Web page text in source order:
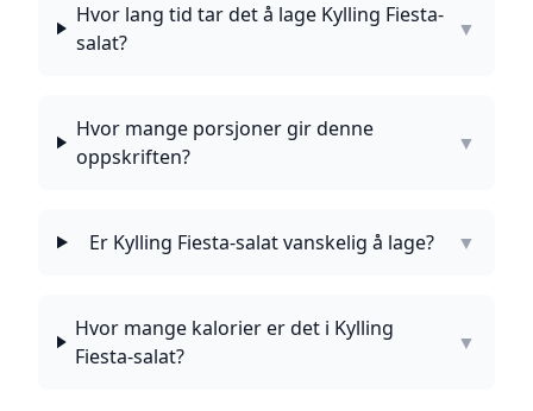
Hvor lang tid tar det å lage Kylling Fiesta-
salat?
▼
Hvor mange porsjoner gir denne
oppskriften?
▼
Er Kylling Fiesta-salat vanskelig å lage? ▼
Hvor mange kalorier er det i Kylling
Fiesta-salat?
▼